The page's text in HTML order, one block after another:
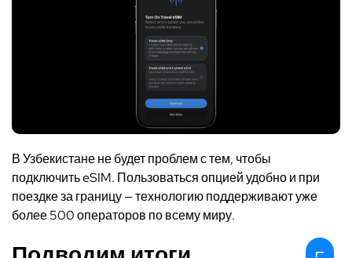
В Узбекистане не будет проблем с тем, чтобы
подключить eSIM. Пользоваться опцией удобно и при
поездке за границу — технологию поддерживают уже
более 500 операторов по всему миру.